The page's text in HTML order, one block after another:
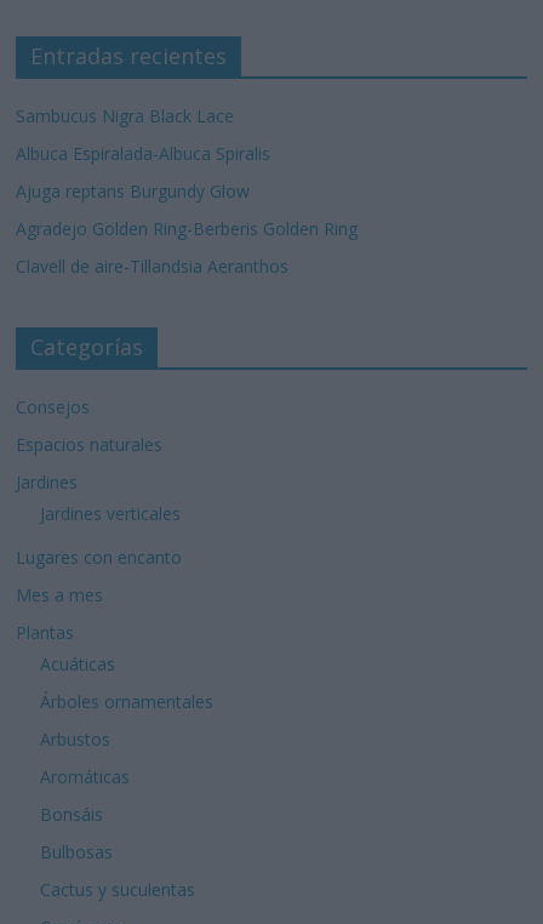
Entradas recientes
Sambucus Nigra Black Lace
Albuca Espiralada-Albuca Spiralis
Ajuga reptans Burgundy Glow
Agradejo Golden Ring-Berberis Golden Ring
Clavell de aire-Tillandsia Aeranthos
Categorías
Consejos
Espacios naturales
Jardines
Jardines verticales
Lugares con encanto
Mes a mes
Plantas
Acuáticas
Árboles ornamentales
Arbustos
Aromáticas
Bonsáis
Bulbosas
Cactus y suculentas